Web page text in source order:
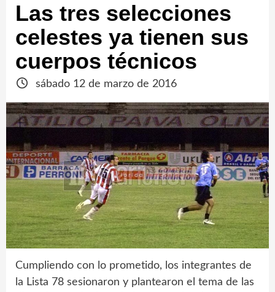
Las tres selecciones
celestes ya tienen sus
cuerpos técnicos
sábado 12 de marzo de 2016
Cumpliendo con lo prometido, los integrantes de
la Lista 78 sesionaron y plantearon el tema de las